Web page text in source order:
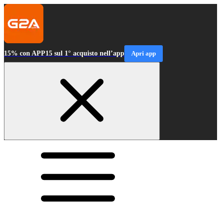
15% con APP15 sul 1° acquisto nell’app Apri app